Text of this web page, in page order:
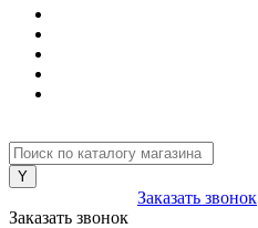
Заказать звонок
Заказать звонок